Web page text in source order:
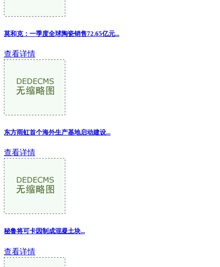
莫和克：一季度全球陶瓷销售72.65亿元...
查看详情
东方雨虹首个海外生产基地启动建设...
查看详情
秘鲁将可卡因制成混凝土块...
查看详情